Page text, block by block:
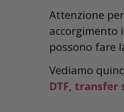
Attenzione
accorgimento
possono fare
Vediamo
DTF, transfer